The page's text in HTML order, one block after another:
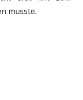
musste.